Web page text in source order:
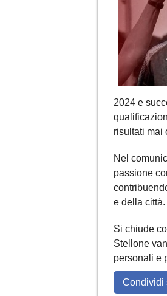
2024 e
risultati mai
Nel
passione
e della città.
Si chiude
Stellone
personali e
Condividi